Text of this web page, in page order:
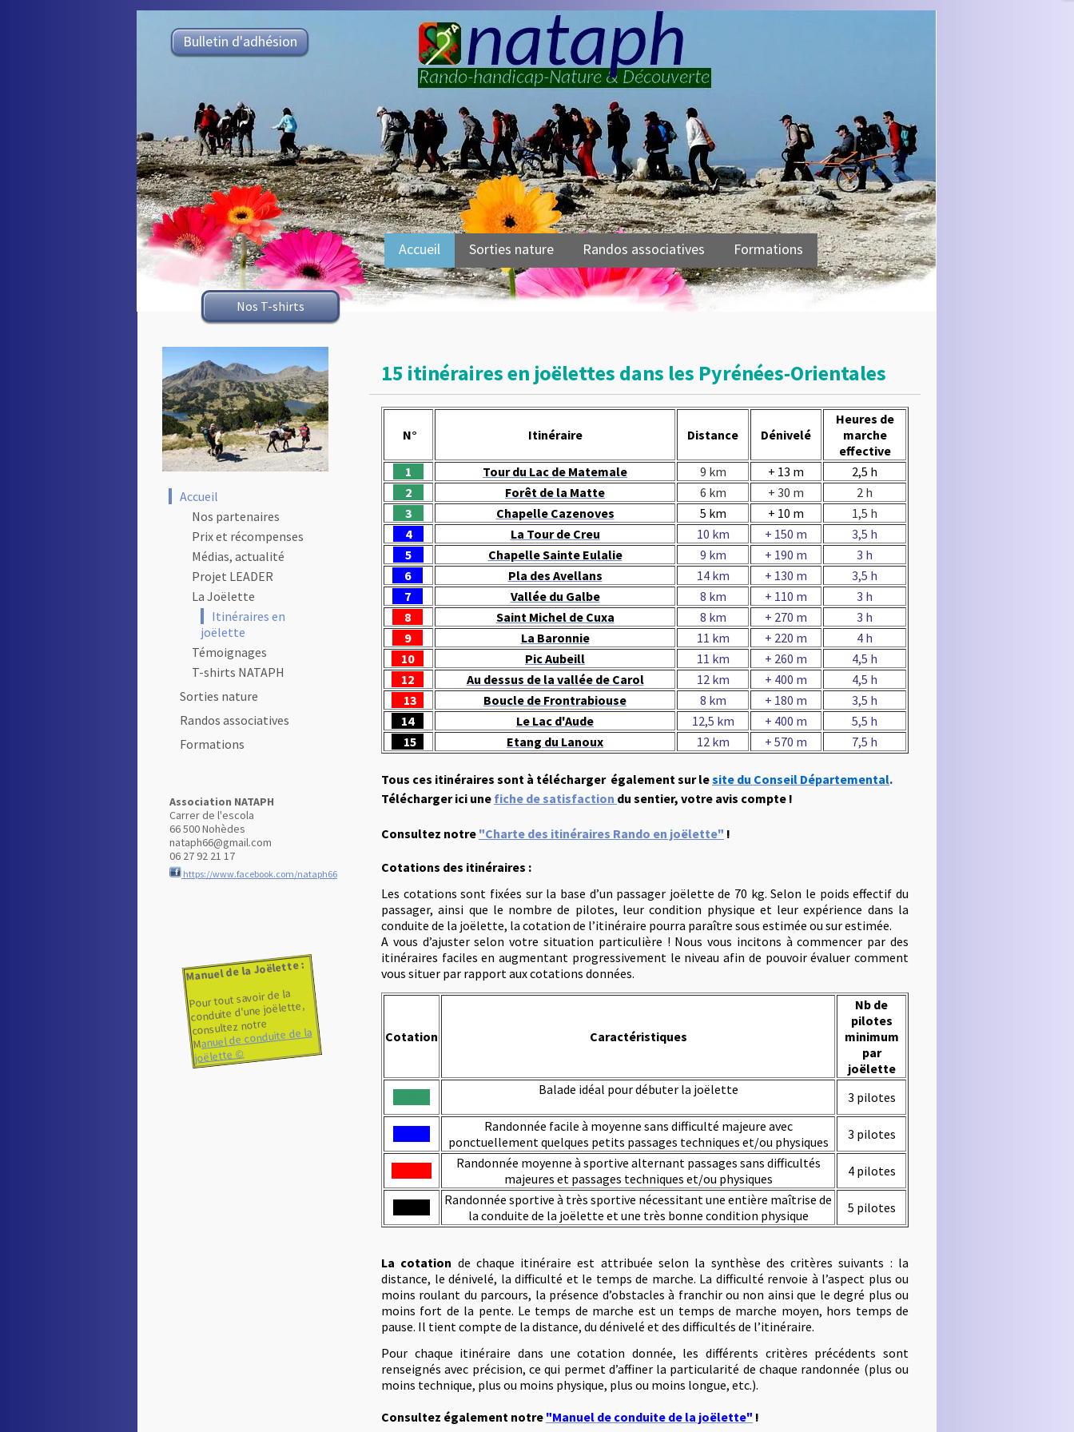
Association NATAPH
Carrer de l'escola
66 500 Nohèdes
nataph66@gmail.com
06 27 92 21 17
https://www.facebook.com/nataph66
Accueil
Nos partenaires
Prix et récompenses
Médias, actualité
Projet LEADER
La Joëlette
Itinéraires en
joëlette
Témoignages
T-shirts NATAPH
Sorties nature
Randos associatives
Formations
Accueil Sorties nature Randos associatives Formations
Bulletin d'adhésion
Nos T-shirts
15 itinéraires en joëlettes dans les Pyrénées-Orientales
N° Itinéraire Distance Dénivelé
Heures de
marche
effective
1
Tour du Lac de Matemale 9 km + 13 m
2,5 h
2
Forêt de la Matte 6 km + 30 m
2 h
3
Chapelle Cazenoves 5 km + 10 m
1,5 h
4
La Tour de Creu 10 km + 150 m
3,5 h
5
Chapelle Sainte Eulalie 9 km + 190 m
3 h
6
Pla des Avellans 14 km + 130 m
3,5 h
7
Vallée du Galbe 8 km + 110 m
3 h
8
Saint Michel de Cuxa 8 km + 270 m
3 h
9
La Baronnie 11 km + 220 m
4 h
10
Pic Aubeill 11 km + 260 m
4,5 h
12
Au dessus de la vallée de Carol 12 km + 400 m
4,5 h
13
Boucle de Frontrabiouse 8 km + 180 m
3,5 h
14
Le Lac d'Aude 12,5 km + 400 m
5,5 h
15
Etang du Lanoux 12 km + 570 m 7,5 h
Tous ces itinéraires sont à télécharger également sur lesite du Conseil Départemental.
Télécharger ici une fiche de satisfaction du sentier, votre avis compte !
Consultez notre "Charte des itinéraires Rando en joëlette" !
Cotations des itinéraires :
Les cotations sont fixées sur la base d’un passager joëlette de 70 kg. Selon le poids effectif du
passager, ainsi que le nombre de pilotes, leur condition physique et leur expérience dans la
conduite de la joëlette, la cotation de l’itinéraire pourra paraître sous estimée ou sur estimée.
A vous d’ajuster selon votre situation particulière ! Nous vous incitons à commencer par des
itinéraires faciles en augmentant progressivement le niveau afin de pouvoir évaluer comment
vous situer par rapport aux cotations données.
Cotation Caractéristiques
Nb de
pilotes
minimum
par
joëlette
Balade idéal pour débuter la joëlette 3 pilotes
Randonnée facile à moyenne sans difficulté majeure avec
ponctuellement quelques petits passages techniques et/ou physiques 3 pilotes
Randonnée moyenne à sportive alternant passages sans difficultés
majeures et passages techniques et/ou physiques
4 pilotes
Randonnée sportive à très sportive nécessitant une entière maîtrise de
la conduite de la joëlette et une très bonne condition physique
5 pilotes
La cotation de chaque itinéraire est attribuée selon la synthèse des critères suivants : la
distance, le dénivelé, la difficulté et le temps de marche. La difficulté renvoie à l’aspect plus ou
moins roulant du parcours, la présence d’obstacles à franchir ou non ainsi que le degré plus ou
moins fort de la pente. Le temps de marche est un temps de marche moyen, hors temps de
pause. Il tient compte de la distance, du dénivelé et des difficultés de l’itinéraire.
Pour chaque itinéraire dans une cotation donnée, les différents critères précédents sont
renseignés avec précision, ce qui permet d’affiner la particularité de chaque randonnée (plus ou
moins technique, plus ou moins physique, plus ou moins longue, etc.).
Consultez également notre "Manuel de conduite de la joëlette" !
Manuel de la Joëlette :
Pour tout savoir de la
conduite d'une joëlette,
consultez notre
Manuel de conduite de la
joëlette ©